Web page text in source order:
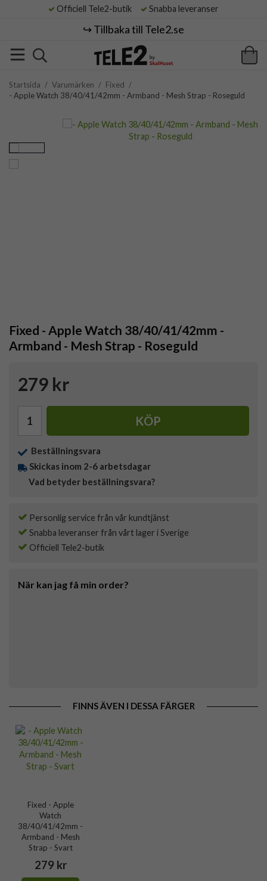
Officiell Tele2-butik Snabba leveranser
↪️ Tillbaka till Tele2.se
Startsida / Varumärken / Fixed /
- Apple Watch 38/40/41/42mm - Armband - Mesh Strap - Roseguld
Fixed - Apple Watch 38/40/41/42mm -
Armband - Mesh Strap - Roseguld
279 kr
KÖP
Beställningsvara
Skickas inom 2-6 arbetsdagar
Vad betyder beställningsvara?
Personlig service från vår kundtjänst
Snabba leveranser från vårt lager i Sverige
Officiell Tele2-butik
När kan jag få min order?
FINNS ÄVEN I DESSA FÄRGER
Fixed - Apple
Watch
38/40/41/42mm -
Armband - Mesh
Strap - Svart
279 kr